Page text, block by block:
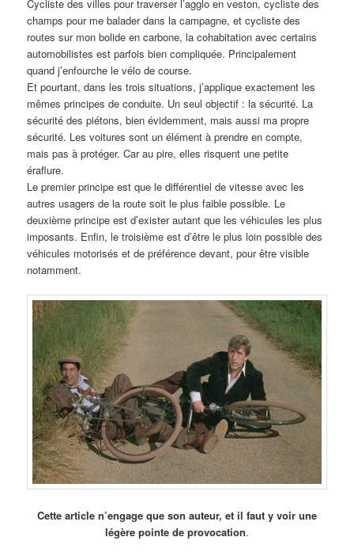
Cycliste des villes pour traverser l’agglo en veston, cycliste des
champs pour me balader dans la campagne, et cycliste des
routes sur mon bolide en carbone, la cohabitation avec certains
automobilistes est parfois bien compliquée. Principalement
quand j’enfourche le vélo de course.
Et pourtant, dans les trois situations, j’applique exactement les
mêmes principes de conduite. Un seul objectif : la sécurité. La
sécurité des piétons, bien évidemment, mais aussi ma propre
sécurité. Les voitures sont un élément à prendre en compte,
mais pas à protéger. Car au pire, elles risquent une petite
éraflure.
Le premier principe est que le différentiel de vitesse avec les
autres usagers de la route soit le plus faible possible. Le
deuxième principe est d’exister autant que les véhicules les plus
imposants. Enfin, le troisième est d’être le plus loin possible des
véhicules motorisés et de préférence devant, pour être visible
notamment.
Cette article n’engage que son auteur, et il faut y voir une
légère pointe de provocation.